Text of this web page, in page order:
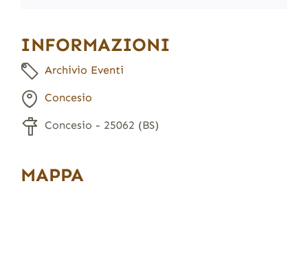
INFORMAZIONI
Archivio Eventi
Concesio
Concesio - 25062 (BS)
MAPPA